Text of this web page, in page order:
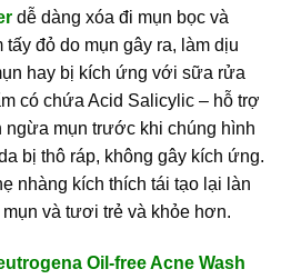
dễ dàng xóa đi mụn bọc và
đỏ do mụn gây ra, làm dịu
hay bị kích ứng với sữa rửa
có chứa Acid Salicylic – hỗ trợ
ngừa mụn trước khi chúng hình
bị thô ráp, không gây kích ứng.
nhàng kích thích tái tạo lại làn
và tươi trẻ và khỏe hơn.
Oil-free Acne Wash